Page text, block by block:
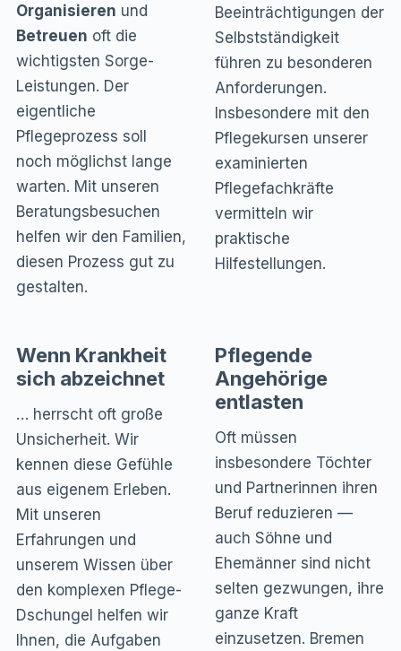
Organisieren und
Betreuen oft die
wichtigsten Sorge-
Leistungen. Der
eigentliche
Pflegeprozess soll
noch möglichst lange
warten. Mit unseren
Beratungsbesuchen
helfen wir den Familien,
diesen Prozess gut zu
gestalten.
Beeinträchtigungen der
Selbstständigkeit
führen zu besonderen
Anforderungen.
Insbesondere mit den
Pflegekursen unserer
examinierten
Pflegefachkräfte
vermitteln wir
praktische
Hilfestellungen.
Wenn Krankheit
sich abzeichnet
… herrscht oft große
Unsicherheit. Wir
kennen diese Gefühle
aus eigenem Erleben.
Mit unseren
Erfahrungen und
unserem Wissen über
den komplexen Pflege-
Dschungel helfen wir
Ihnen, die Aufgaben
Pflegende
Angehörige
entlasten
Oft müssen
insbesondere Töchter
und Partnerinnen ihren
Beruf reduzieren —
auch Söhne und
Ehemänner sind nicht
selten gezwungen, ihre
ganze Kraft
einzusetzen. Bremen